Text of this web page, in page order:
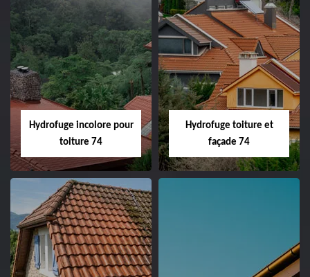
Hydrofuge incolore pour
toiture 74
Hydrofuge toiture et
façade 74